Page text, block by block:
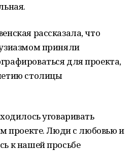
рассказала, что
приняли
для проекта,
столицы
уговаривать
проекте. Люди с любовью и
к нашей просьбе